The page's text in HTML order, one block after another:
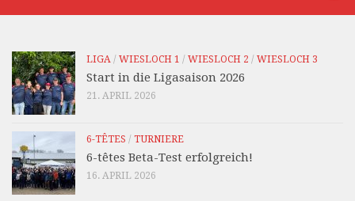
LIGA / WIESLOCH 1 / WIESLOCH 2 / WIESLOCH 3
Start in die Ligasaison 2026
21. APRIL 2026
6-TÊTES / TURNIERE
6-têtes Beta-Test erfolgreich!
16. APRIL 2026